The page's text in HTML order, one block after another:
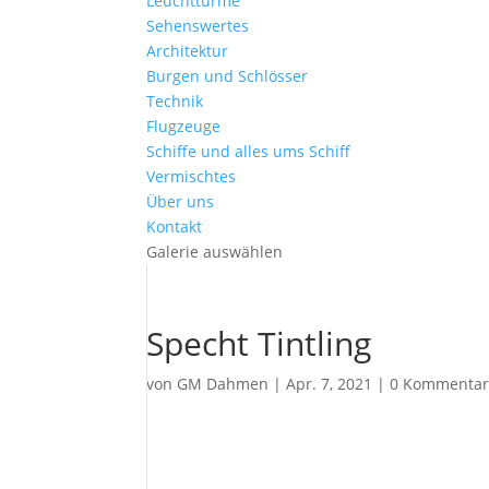
Sehenswertes
Architektur
Burgen und Schlösser
Technik
Flugzeuge
Schiffe und alles ums Schiff
Vermischtes
Über uns
Kontakt
Galerie auswählen
Specht Tintling
von GM Dahmen |Apr. 7, 2021 |0